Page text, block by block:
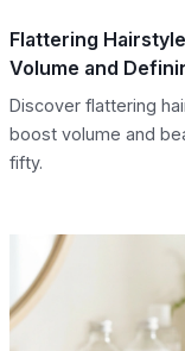
Flattering
Volume and
Discover flattering
boost volume and
fifty.